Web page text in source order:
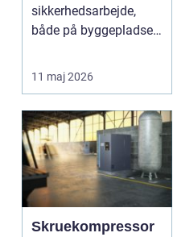
sikkerhedsarbejde,
både på byggepladser,
11 maj 2026
Skruekompressor